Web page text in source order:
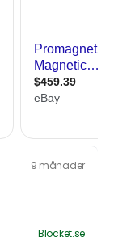
9 månader
Blocket.se